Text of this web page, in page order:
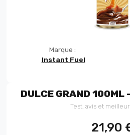
Marque :
Instant Fuel
DULCE GRAND 100ML
Test, avis et
21,90